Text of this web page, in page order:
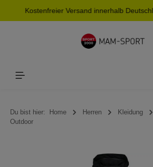
springen
Kostenfreier Versand innerhalb
Du bist hier: Home Herren Kleidung
Outdoor
Bildergalerie überspringen